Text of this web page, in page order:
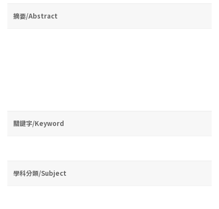
摘要/Abstract
關鍵字/Keyword
學科分類/Subject